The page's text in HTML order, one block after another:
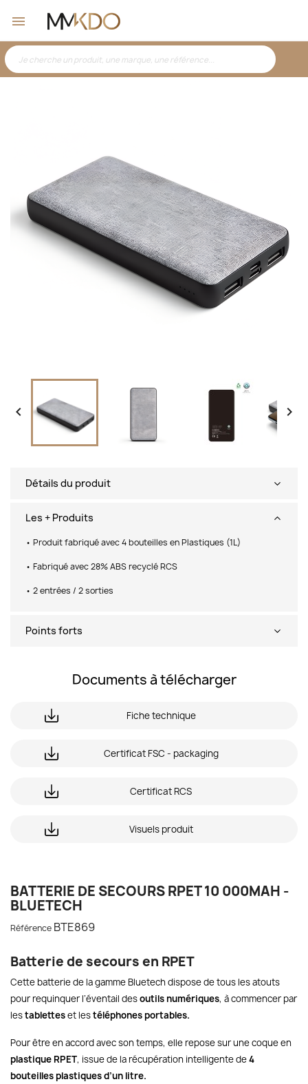
 
Détails du produit
Les + Produits
• Produit fabriqué avec 4 bouteilles en Plastiques (1L)
• Fabriqué avec 28% ABS recyclé RCS
• 2 entrées / 2 sorties
Points forts
Documents à télécharger
Fiche technique
Certificat FSC - packaging
Certificat RCS
Visuels produit
BATTERIE DE SECOURS RPET 10 000MAH -
BLUETECH
Référence BTE869
Batterie de secours en RPET
Cette batterie de la gamme Bluetech dispose de tous les atouts
pour requinquer l’éventail desoutils numériques, à commencer par
lestabletteset lestéléphones portables.
Pour être en accord avec son temps, elle repose sur une coque en
plastique RPET, issue de la récupération intelligente de4
bouteilles plastiques d’un litre.